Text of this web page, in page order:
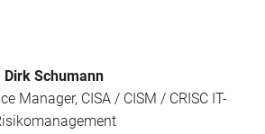
Dirk Schumann
Manager, CISA / CISM / CRISC IT-